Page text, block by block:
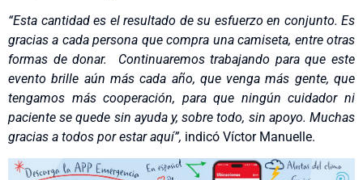
“Esta cantidad es el resultado de su esfuerzo en conjunto. Es
gracias a cada persona que compra una camiseta, entre otras
formas de donar. Continuaremos trabajando para que este
evento brille aún más cada año, que venga más gente, que
tengamos más cooperación, para que ningún cuidador ni
paciente se quede sin ayuda y, sobre todo, sin apoyo. Muchas
gracias a todos por estar aquí”, indicó Víctor Manuelle.